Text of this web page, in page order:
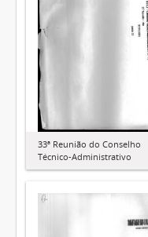
33ª Reunião do Conselho
Técnico-Administrativo